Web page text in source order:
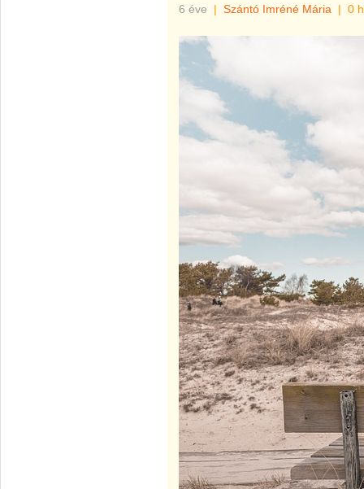
6 éve | Szántó Imréné Mária | 0